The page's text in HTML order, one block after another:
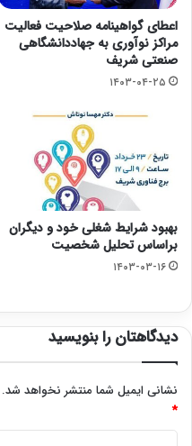
اعطای گواهینامه صلاحیت فعالیت
مراکز نوآوری به جهاددانشگاهی
صنعتی شریف
۱۴۰۳-۰۴-۲۵
بهبود شرایط شغلی خود و دیگران
براساس تحلیل شخصیت
۱۴۰۳-۰۳-۱۶
دیدگاهتان را بنویسید
نشانی ایمیل شما منتشر نخواهد شد.
*